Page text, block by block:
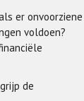
er onvoorziene
voldoen?
de